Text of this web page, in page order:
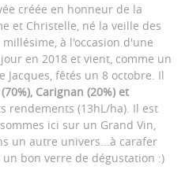
créée en honneur de la
et Christelle, né la veille des
à l'occasion d'une
en 2018 et vient, comme un
fêtés un 8 octobre. Il
Carignan (20%) et
rendements (13hL/ha). Il est
ici sur un Grand Vin,
un autre univers...à carafer
bon verre de dégustation :)